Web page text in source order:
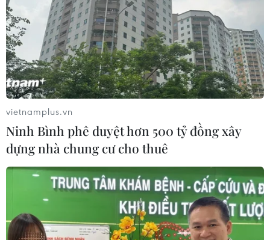
24/02/2021 03:16
Nhằm chung tay hỗ trợ người dân các tỉnh Hải Dương,
Quảng Ninh... Sở Công Thương Hà Nội đã phối hợp với
Sở Công Thương các tỉnh hỗ trợ, kết nối tiêu thụ sản
phẩm hàng hóa tại hệ thống bán lẻ.
vietnamplus.vn
Ninh Bình phê duyệt hơn 500 tỷ đồng xây
dựng nhà chung cư cho thuê